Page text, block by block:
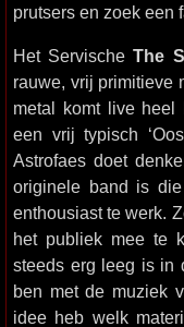
prutsers en zoek een
Het ServischeThe
rauwe, vrij primitieve
metal komt live
een vrij typisch
Astrofaes doet
originele band is
enthousiast te werk.
het publiek mee te
steeds erg leeg is in
ben met de muziek
idee heb welk